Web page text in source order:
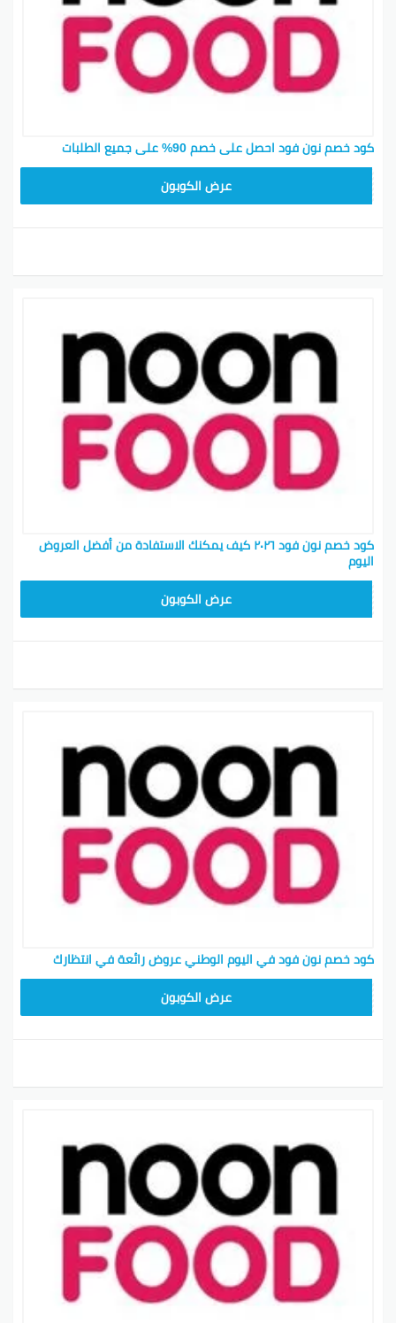
كود خصم نون فود احصل على خصم 90% على جميع الطلبات
عرض الكوبون
كود خصم نون فود ٢٠٢٦ كيف يمكنك الاستفادة من أفضل العروض
اليوم
عرض الكوبون
كود خصم نون فود في اليوم الوطني عروض رائعة في انتظارك
عرض الكوبون